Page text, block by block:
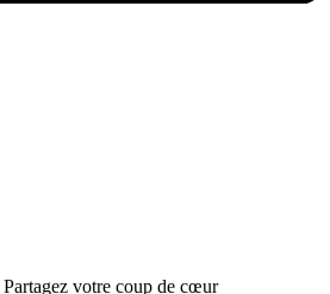
Partagez votre coup de cœur